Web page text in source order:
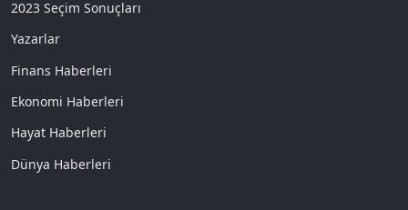
2023 Seçim Sonuçları
Yazarlar
Finans Haberleri
Ekonomi Haberleri
Hayat Haberleri
Dünya Haberleri